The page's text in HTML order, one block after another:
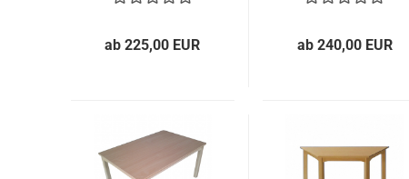
ab 225,00 EUR ab 240,00 EUR